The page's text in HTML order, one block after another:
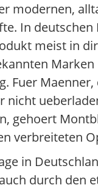
modernen,
In deutschen
meist in
Fuer Maenner,
nicht
gehoert
verbreiteten
in
durch den